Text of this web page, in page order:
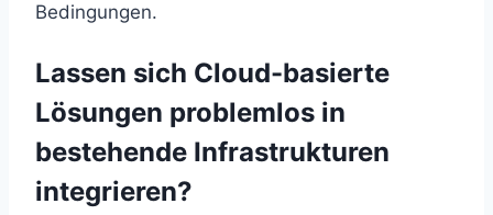
Bedingungen.
Lassen sich Cloud-basierte
Lösungen problemlos in
bestehende Infrastrukturen
integrieren?